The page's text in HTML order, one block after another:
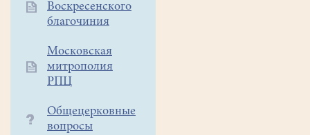
менюВоскресенского
благочиния
Московская
митрополия
РПЦ
Общецерковные
вопросы